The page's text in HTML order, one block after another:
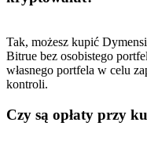
Tak, możesz kupić
Bitrue bez osobistego
własnego portfela w celu
kontroli.
Czy są opłaty przy